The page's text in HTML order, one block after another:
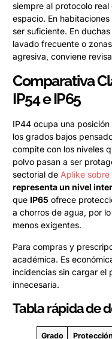
siempre al protocolo
espacio. En
ser suficiente. En
lavado frecuente o
agresiva, conviene
Comparativa
IP54 e IP65
IP44 ocupa una
los grados bajos
compite con los niveles
polvo pasan a ser
sectorial de Aplike
representa un nivel
que IP65 ofrece
a chorros de agua, por
menos exigentes.
Para compras y
académica. Es
incidencias sin cargar el
innecesaria.
Tabla rápida de
Grado Protección